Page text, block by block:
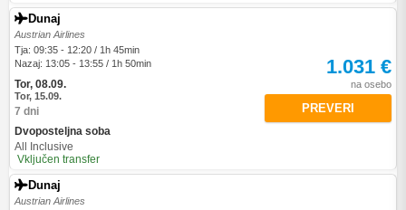
Dunaj
Austrian Airlines
Tja: 09:35 - 12:20 / 1h 45min
Nazaj: 13:05 - 13:55 / 1h 50min
Tor, 08.09.
Tor, 15.09.
7 dni
Dvoposteljna soba
All Inclusive
Vključen transfer
1.031 €
na osebo
PREVERI
Dunaj
Austrian Airlines